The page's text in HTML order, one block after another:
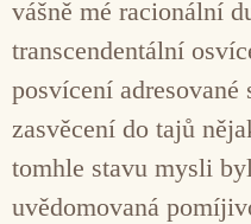
vášně mé racionální
transcendentální
posvícení adresované
zasvěcení do tajů
tomhle stavu mysli
uvědomovaná